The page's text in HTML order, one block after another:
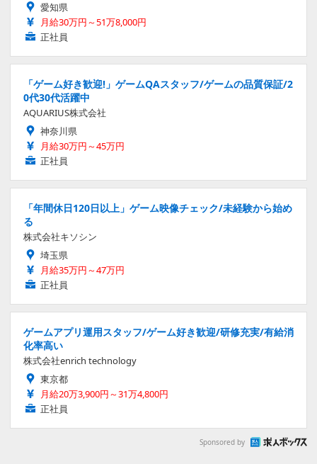
愛知県
月給30万円～51万8,000円
正社員
「ゲーム好き歓迎!」ゲームQAスタッフ/ゲームの品質保証/2
0代30代活躍中
AQUARIUS株式会社
神奈川県
月給30万円～45万円
正社員
「年間休日120日以上」ゲーム映像チェック/未経験から始め
る
株式会社キソシン
埼玉県
月給35万円～47万円
正社員
ゲームアプリ運用スタッフ/ゲーム好き歓迎/研修充実/有給消
化率高い
株式会社enrich technology
東京都
月給20万3,900円～31万4,800円
正社員
Sponsored by